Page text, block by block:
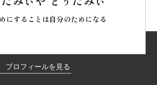
にすることは自分のためになる